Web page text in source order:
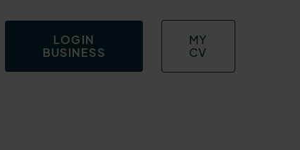
LOGIN
BUSINESS
MY
CV